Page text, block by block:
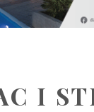
I